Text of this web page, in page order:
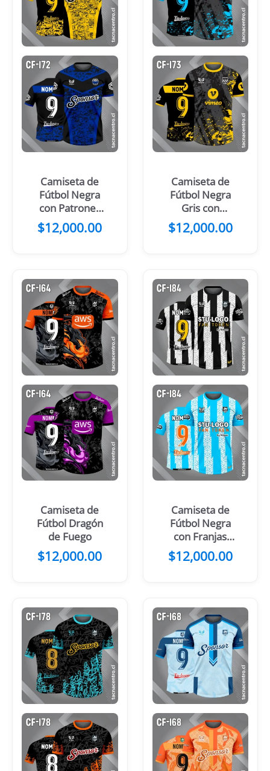
Camiseta de
Fútbol Negra
con Patrones
Amarillos
$12,000.00
Camiseta de
Fútbol Negra
Gris con
Manchas
Celestes
$12,000.00
Camiseta de
Fútbol Dragón
de Fuego
$12,000.00
Camiseta de
Fútbol Negra
con Franjas
Blancas
$12,000.00